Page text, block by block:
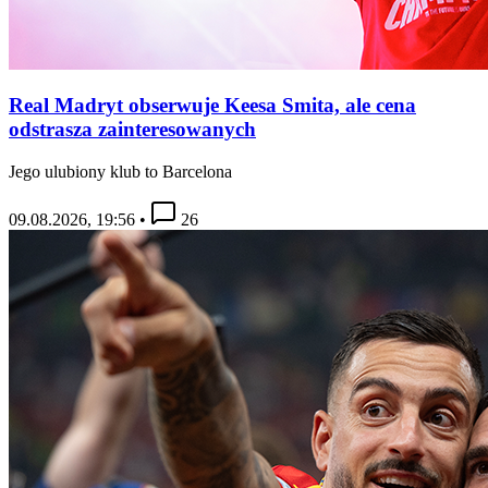
Real Madryt obserwuje Keesa Smita, ale cena
odstrasza zainteresowanych
Jego ulubiony klub to Barcelona
09.08.2026, 19:56 • 26